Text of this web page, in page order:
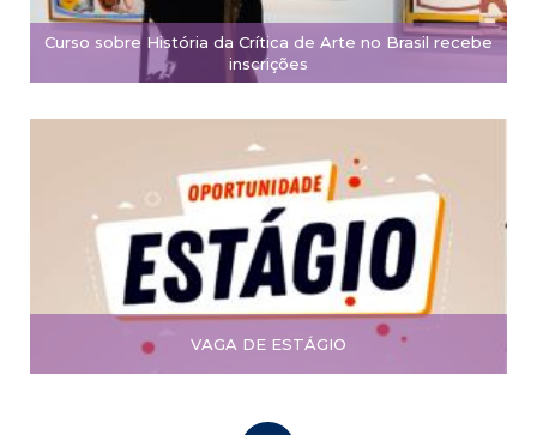
Curso sobre História da Crítica de Arte no Brasil recebe
inscrições
VAGA DE ESTÁGIO